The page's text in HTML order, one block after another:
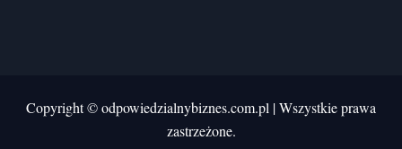
Copyright © odpowiedzialnybiznes.com.pl |Wszystkie prawa
zastrzeżone.